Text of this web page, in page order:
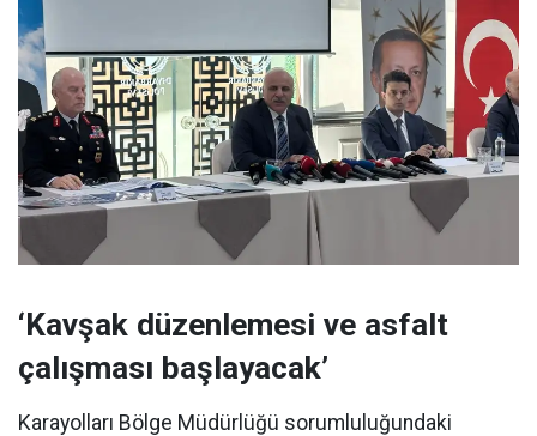
‘Kavşak düzenlemesi ve asfalt
çalışması başlayacak’
Karayolları Bölge Müdürlüğü sorumluluğundaki